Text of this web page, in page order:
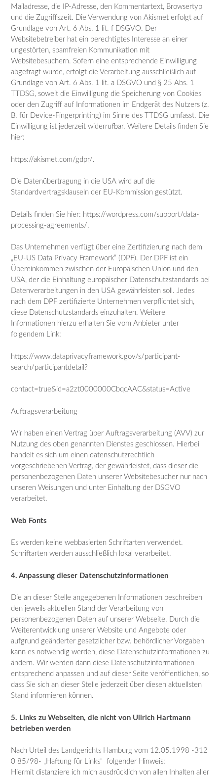
Mailadresse, die IP-Adresse, den Kommentartext, Browsertyp
und die Zugriffszeit. Die Verwendung von Akismet erfolgt auf
Grundlage von Art. 6 Abs. 1 lit. f DSGVO. Der
Websitebetreiber hat ein berechtigtes Interesse an einer
ungestörten, spamfreien Kommunikation mit
Websitebesuchern. Sofern eine entsprechende Einwilligung
abgefragt wurde, erfolgt die Verarbeitung ausschließlich auf
Grundlage von Art. 6 Abs. 1 lit. a DSGVO und § 25 Abs. 1
TTDSG, soweit die Einwilligung die Speicherung von Cookies
oder den Zugriff auf Informationen im Endgerät des Nutzers (z.
B. für Device-Fingerprinting) im Sinne des TTDSG umfasst. Die
Einwilligung ist jederzeit widerrufbar. Weitere Details finden Sie
hier:
https://akismet.com/gdpr/.
Die Datenübertragung in die USA wird auf die
Standardvertragsklauseln der EU-Kommission gestützt.
Details finden Sie hier: https://wordpress.com/support/data-
processing-agreements/.
Das Unternehmen verfügt über eine Zertifizierung nach dem
„EU-US Data Privacy Framework“ (DPF). Der DPF ist ein
Übereinkommen zwischen der Europäischen Union und den
USA, der die Einhaltung europäischer Datenschutzstandards bei
Datenverarbeitungen in den USA gewährleisten soll. Jedes
nach dem DPF zertifizierte Unternehmen verpflichtet sich,
diese Datenschutzstandards einzuhalten. Weitere
Informationen hierzu erhalten Sie vom Anbieter unter
folgendem Link:
https://www.dataprivacyframework.gov/s/participant-
search/participantdetail?
contact=true&id=a2zt0000000CbqcAAC&status=Active
Auftragsverarbeitung
Wir haben einen Vertrag über Auftragsverarbeitung (AVV) zur
Nutzung des oben genannten Dienstes geschlossen. Hierbei
handelt es sich um einen datenschutzrechtlich
vorgeschriebenen Vertrag, der gewährleistet, dass dieser die
personenbezogenen Daten unserer Websitebesucher nur nach
unseren Weisungen und unter Einhaltung der DSGVO
verarbeitet.
Web Fonts
Es werden keine webbasierten Schriftarten verwendet.
Schriftarten werden ausschließlich lokal verarbeitet.
4. Anpassung dieser Datenschutzinformationen
Die an dieser Stelle angegebenen Informationen beschreiben
den jeweils aktuellen Stand der Verarbeitung von
personenbezogenen Daten auf unserer Webseite. Durch die
Weiterentwicklung unserer Website und Angebote oder
aufgrund geänderter gesetzlicher bzw. behördlicher Vorgaben
kann es notwendig werden, diese Datenschutzinformationen zu
ändern. Wir werden dann diese Datenschutzinformationen
entsprechend anpassen und auf dieser Seite veröffentlichen, so
dass Sie sich an dieser Stelle jederzeit über diesen aktuellsten
Stand informieren können.
5. Links zu Webseiten, die nicht von Ullrich Hartmann
betrieben werden
Nach Urteil des Landgerichts Hamburg vom 12.05.1998 -312
0 85/98- „Haftung für Links“ folgender Hinweis:
Hiermit distanziere ich mich ausdrücklich von allen Inhalten aller